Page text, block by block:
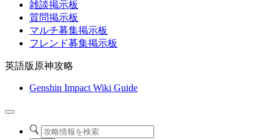
雑談掲示板
質問掲示板
マルチ募集掲示板
フレンド募集掲示板
英語版原神攻略
Genshin Impact Wiki Guide